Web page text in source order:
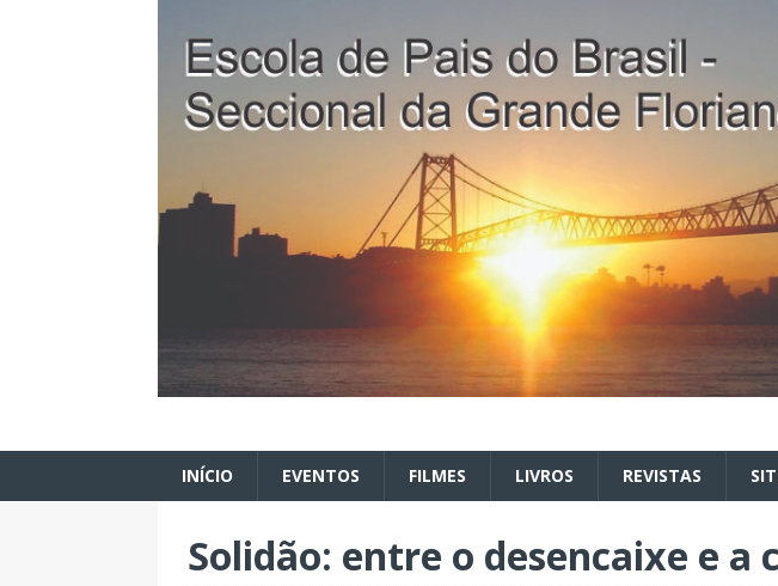
INÍCIO EVENTOS FILMES LIVROS REVISTAS
Solidão: entre o desencaixe e a